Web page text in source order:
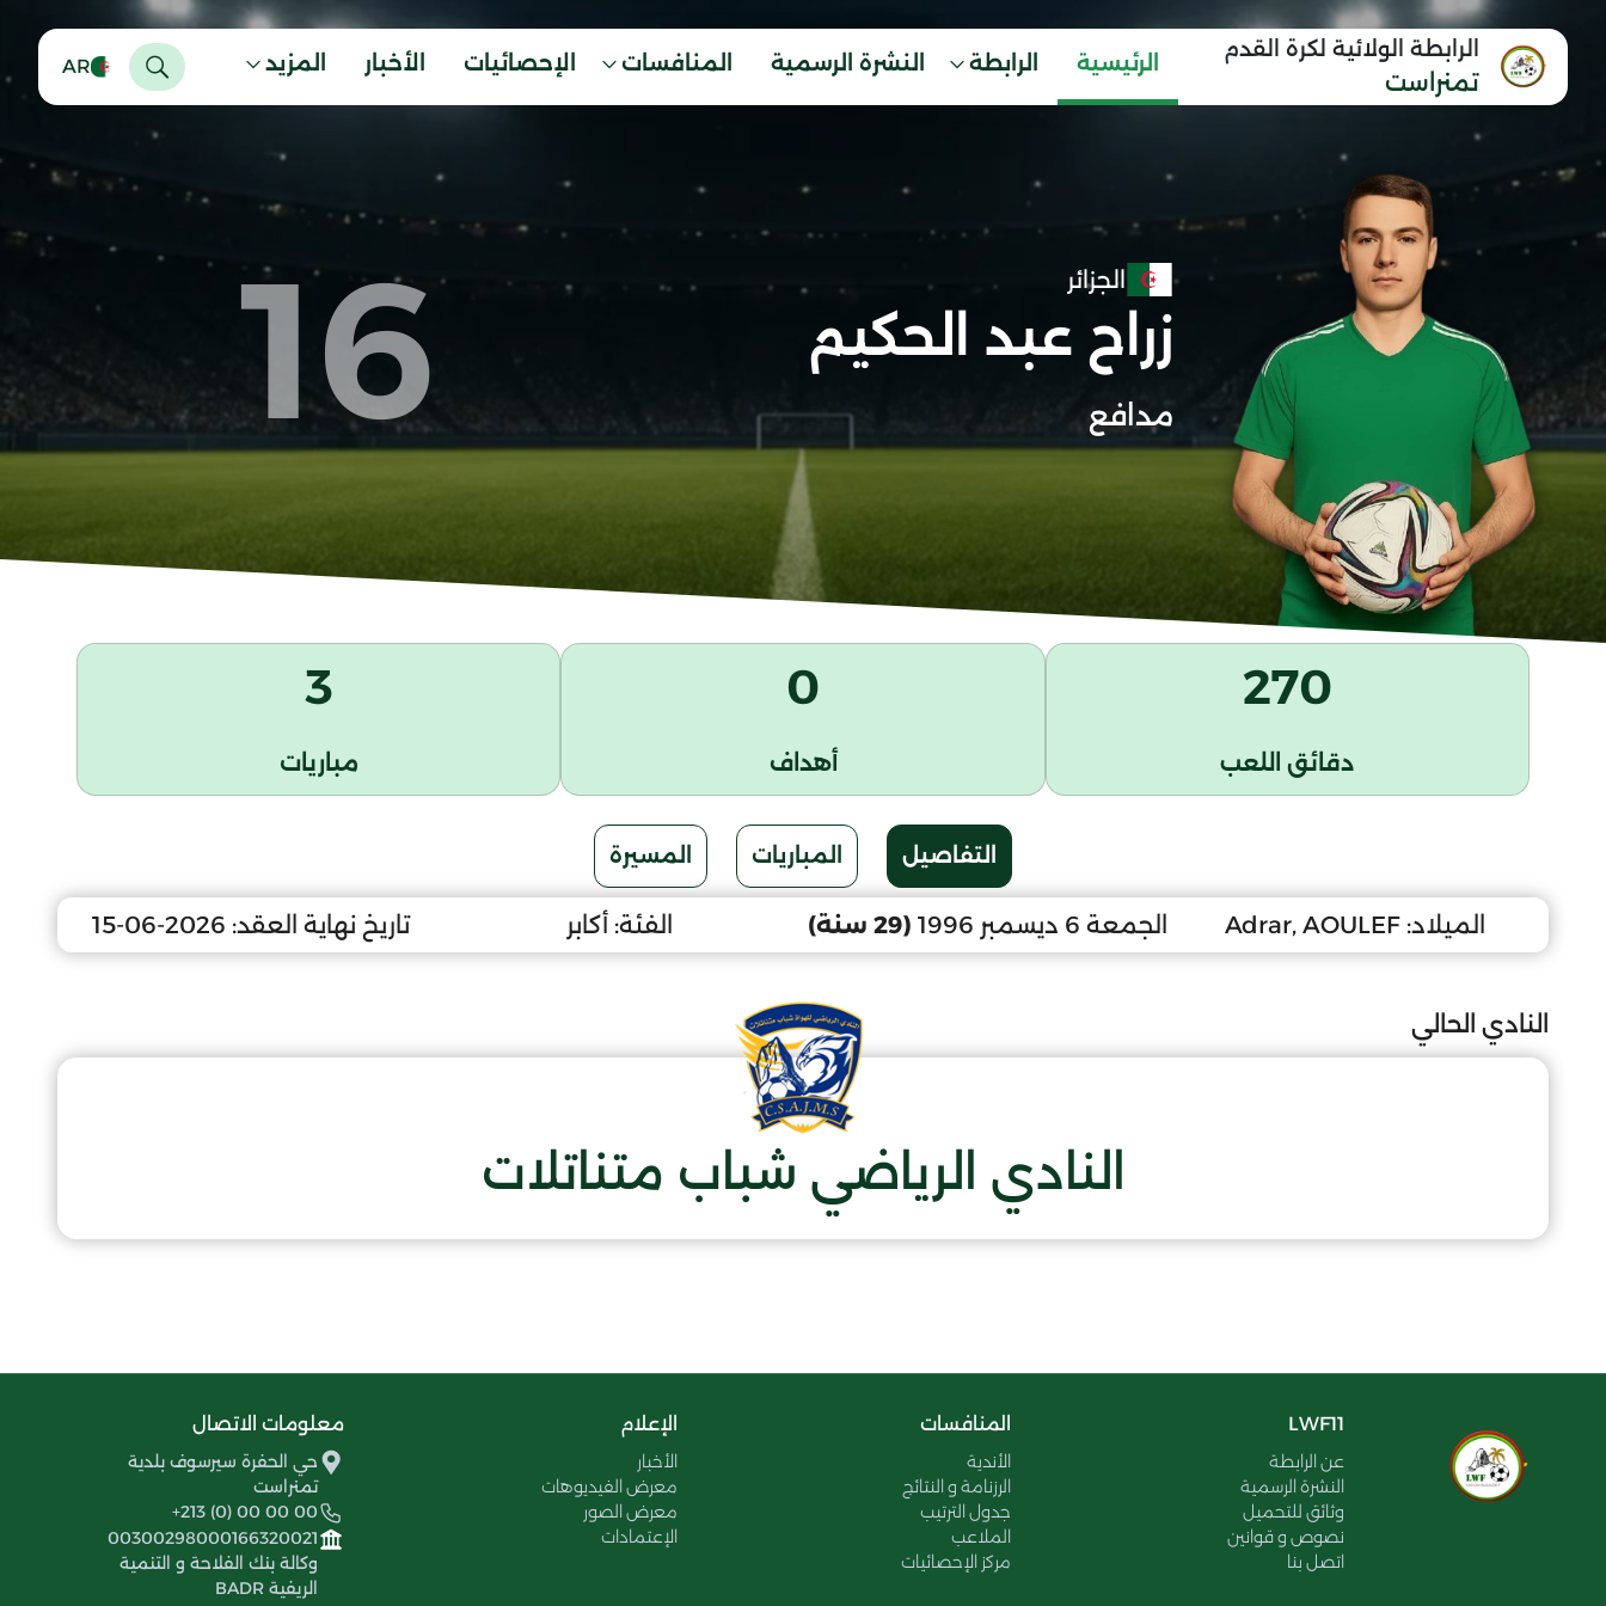
الرابطة الولائية لكرة القدم
تمنراست
الرئيسية الرابطة النشرة الرسمية المنافسات الإحصائيات الأخبار المزيد AR
الجزائر
زراح عبد الحكيم
مدافع 16
270
دقائق اللعب
0
أهداف
3
مباريات
التفاصيل المباريات المسيرة
الميلاد: Adrar, AOULEF الجمعة 6 ديسمبر 1996 (29 سنة) الفئة: أكابر تاريخ نهاية العقد: 2026-06-15
النادي الحالي
النادي الرياضي شباب متناتلات
LWF11
عن الرابطة
النشرة الرسمية
وثائق للتحميل
نصوص و قوانين
اتصل بنا
المنافسات
الأندية
الرزنامة و النتائج
جدول الترتيب
الملاعب
مركز الإحصائيات
الإعلام
الأخبار
معرض الفيديوهات
معرض الصور
الإعتمادات
معلومات الاتصال
حي الحفرة سيرسوف بلدية
تمنراست
+213 (0) 00 00 00
00300298000166320021
وكالة بنك الفلاحة و التنمية
الريفية BADR